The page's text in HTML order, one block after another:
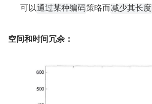
可以通过某种编码策略而减少其长度
空间和时间冗余：